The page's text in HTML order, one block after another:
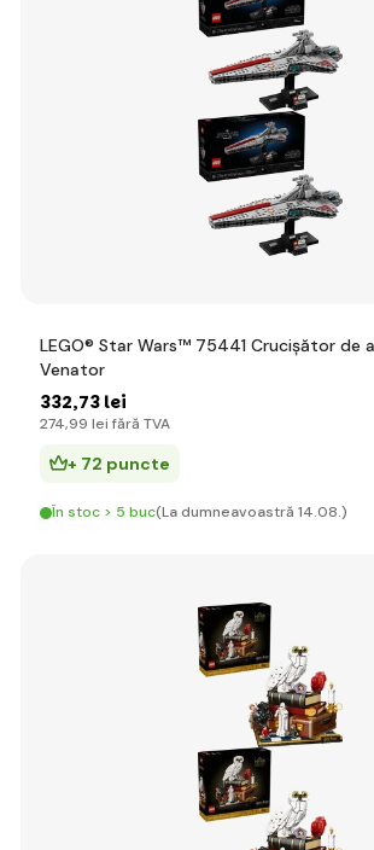
LEGO® Star Wars™ 75441 Crucişător de
Venator
332,73 lei
274,99 lei fără TVA
+ 72 puncte
În stoc > 5 buc(La dumneavoastră 14.08.)